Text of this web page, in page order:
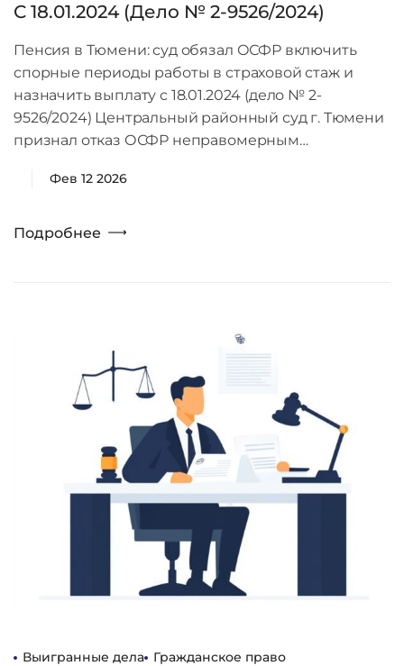
С 18.01.2024 (дело № 2-9526/2024)
Пенсия в Тюмени: суд обязал ОСФР включить
спорные периоды работы в страховой стаж и
назначить выплату с 18.01.2024 (дело № 2-
9526/2024) Центральный районный суд г. Тюмени
признал отказ ОСФР неправомерным…
Фев 12 2026
Подробнее
Выигранные дела
Гражданское право